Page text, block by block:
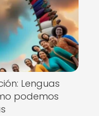
Lenguas
podemos